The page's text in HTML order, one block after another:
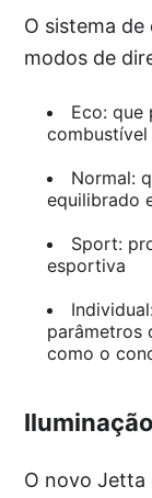
O sistema
modos de
Eco: que
combustível
Normal:
equilibrado
Sport:
esportiva
parâmetros
como o
O novo Jetta